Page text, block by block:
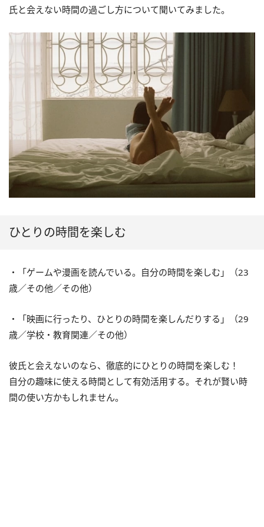
氏と会えない時間の過ごし方について聞いてみました。
ひとりの時間を楽しむ
・「ゲームや漫画を読んでいる。自分の時間を楽しむ」（23
歳／その他／その他）
・「映画に行ったり、ひとりの時間を楽しんだりする」（29
歳／学校・教育関連／その他）
彼氏と会えないのなら、徹底的にひとりの時間を楽しむ！
自分の趣味に使える時間として有効活用する。それが賢い時
間の使い方かもしれません。